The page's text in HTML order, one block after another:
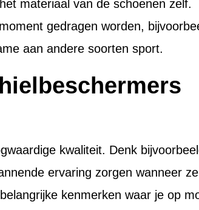
materiaal van de schoenen zelf.
gedragen worden,
aan andere soorten sport.
kwaliteit. Denk
ervaring zorgen wanneer ze
kenmerken waar je op